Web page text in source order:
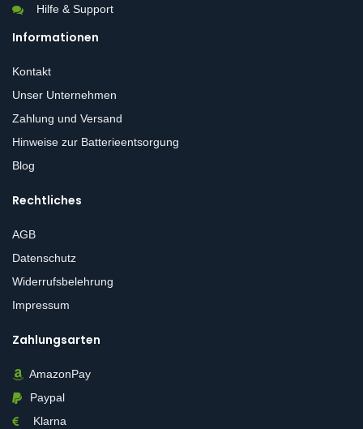
Hilfe & Support
Informationen
Kontakt
Unser Unternehmen
Zahlung und Versand
Hinweise zur Batterieentsorgung
Blog
Rechtliches
AGB
Datenschutz
Widerrufsbelehrung
Impressum
Zahlungsarten
AmazonPay
Paypal
Klarna